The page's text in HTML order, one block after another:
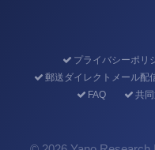
プライバシーポリ
郵送ダイレクトメール配
FAQ
共